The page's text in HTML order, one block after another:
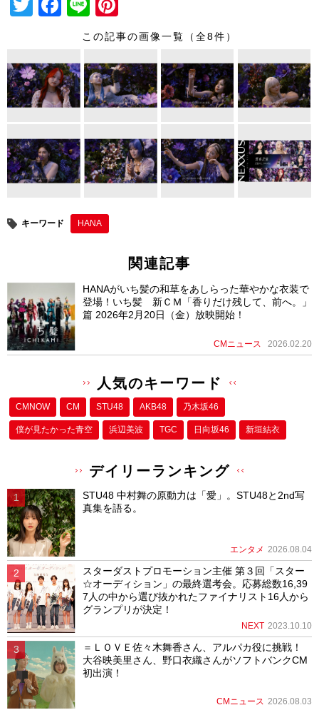
er e
b
o
k
n
nt
e
st
この記事の画像一覧（全8件）
キーワード HANA
関連記事
HANAがいち髪の和草をあしらった華やかな衣装で
登場！いち髪 新ＣＭ「香りだけ残して、前へ。」
篇 2026年2月20日（金）放映開始！
CMニュース 2026.02.20
人気のキーワード
CMNOW CM STU48 AKB48 乃木坂46
僕が⾒たかった⻘空 浜辺美波 TGC 日向坂46 新垣結衣
デイリーランキング
STU48 中村舞の原動力は「愛」。STU48と2nd写
真集を語る。
エンタメ 2026.08.04
スターダストプロモーション主催 第３回「スター
☆オーディション」の最終選考会。応募総数16,39
7人の中から選び抜かれたファイナリスト16人から
グランプリが決定！
NEXT 2023.10.10
＝ＬＯＶＥ佐々木舞香さん、アルパカ役に挑戦！
大谷映美里さん、野口衣織さんがソフトバンクCM
初出演！
CMニュース 2026.08.03